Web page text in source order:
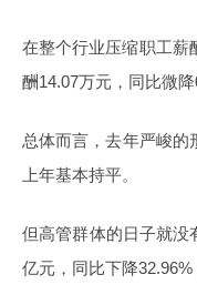
在整个行业压缩职工薪
酬14.07万元，同比微
总体而言，去年严峻的
上年基本持平。
但高管群体的日子就没
亿元，同比下降32.96%